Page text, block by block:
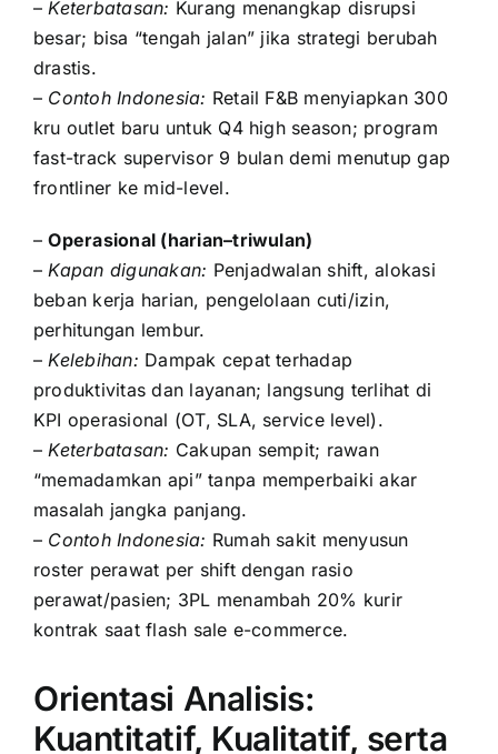
– Keterbatasan: Kurang menangkap disrupsi
besar; bisa “tengah jalan” jika strategi berubah
drastis.
– Contoh Indonesia: Retail F&B menyiapkan 300
kru outlet baru untuk Q4 high season; program
fast-track supervisor 9 bulan demi menutup gap
frontliner ke mid-level.
–Operasional (harian–triwulan)
– Kapan digunakan: Penjadwalan shift, alokasi
beban kerja harian, pengelolaan cuti/izin,
perhitungan lembur.
– Kelebihan: Dampak cepat terhadap
produktivitas dan layanan; langsung terlihat di
KPI operasional (OT, SLA, service level).
– Keterbatasan: Cakupan sempit; rawan
“memadamkan api” tanpa memperbaiki akar
masalah jangka panjang.
– Contoh Indonesia: Rumah sakit menyusun
roster perawat per shift dengan rasio
perawat/pasien; 3PL menambah 20% kurir
kontrak saat flash sale e-commerce.
Orientasi Analisis:
Kuantitatif, Kualitatif, serta